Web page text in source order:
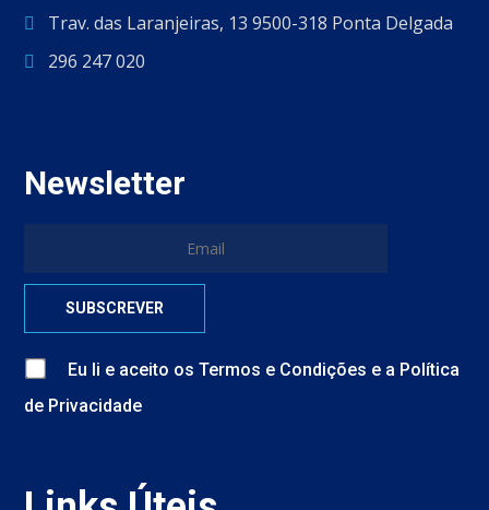
Trav. das Laranjeiras, 13 9500-318 Ponta Delgada
296 247 020
Newsletter
Eu li e aceito osTermos e Condições e a Política
de Privacidade